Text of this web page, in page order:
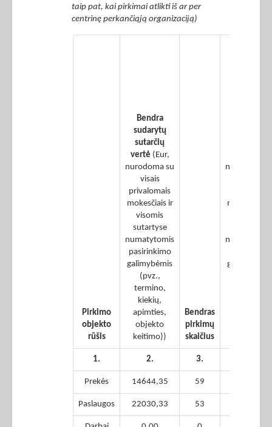
taip pat, kai pirkimai atlikti iš ar per
centrinę perkančiąją organizaciją)
Pirkimo
objekto
rūšis
Bendra
sudarytų
sutarčių
vertė (Eur,
nurodoma su
visais
privalomais
mokesčiais ir
visomis
sutartyse
numatytomis
pasirinkimo
galimybėmis
(pvz.,
termino,
kiekių,
apimties,
objekto
keitimo))
Bendras
pirkimų
skaičius
nurodoma
mokesčiais
galimybėmis
1. 2. 3.
Prekės 14644,35 59
Paslaugos 22030,33 53